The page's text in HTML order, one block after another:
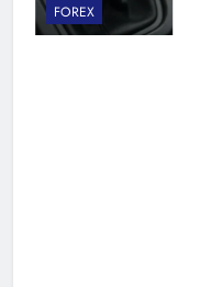
FOREX